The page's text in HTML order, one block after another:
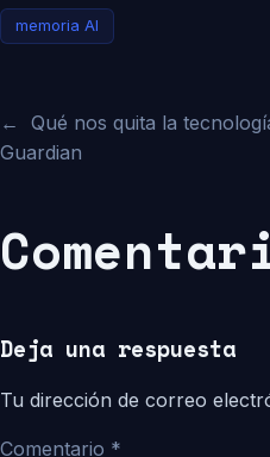
memoria AI
←
Qué nos quita la
Guardian
Deja una respuesta
Tu dirección de correo
Comentario *